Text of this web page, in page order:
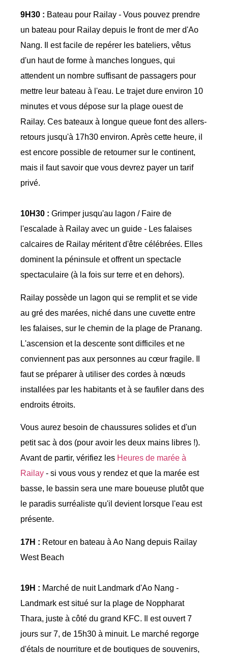
9H30 : Bateau pour Railay - Vous pouvez prendre
un bateau pour Railay depuis le front de mer d'Ao
Nang. Il est facile de repérer les bateliers, vêtus
d'un haut de forme à manches longues, qui
attendent un nombre suffisant de passagers pour
mettre leur bateau à l'eau. Le trajet dure environ 10
minutes et vous dépose sur la plage ouest de
Railay. Ces bateaux à longue queue font des allers-
retours jusqu'à 17h30 environ. Après cette heure, il
est encore possible de retourner sur le continent,
mais il faut savoir que vous devrez payer un tarif
privé.
10H30 : Grimper jusqu'au lagon / Faire de
l'escalade à Railay avec un guide - Les falaises
calcaires de Railay méritent d'être célébrées. Elles
dominent la péninsule et offrent un spectacle
spectaculaire (à la fois sur terre et en dehors).
Railay possède un lagon qui se remplit et se vide
au gré des marées, niché dans une cuvette entre
les falaises, sur le chemin de la plage de Pranang.
L'ascension et la descente sont difficiles et ne
conviennent pas aux personnes au cœur fragile. Il
faut se préparer à utiliser des cordes à nœuds
installées par les habitants et à se faufiler dans des
endroits étroits.
Vous aurez besoin de chaussures solides et d'un
petit sac à dos (pour avoir les deux mains libres !).
Avant de partir, vérifiez les Heures de marée à
Railay - si vous vous y rendez et que la marée est
basse, le bassin sera une mare boueuse plutôt que
le paradis surréaliste qu'il devient lorsque l'eau est
présente.
17H : Retour en bateau à Ao Nang depuis Railay
West Beach
19H : Marché de nuit Landmark d'Ao Nang -
Landmark est situé sur la plage de Noppharat
Thara, juste à côté du grand KFC. Il est ouvert 7
jours sur 7, de 15h30 à minuit. Le marché regorge
d'étals de nourriture et de boutiques de souvenirs,